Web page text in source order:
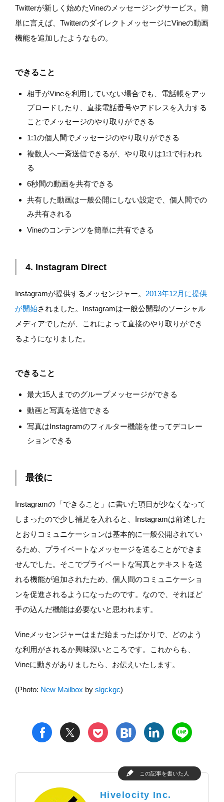
Twitterが新しく始めたVineのメッセージングサービス。簡
単に言えば、TwitterのダイレクトメッセージにVineの動画
機能を追加したようなもの。
できること
相手がVineを利用していない場合でも、電話帳をアッ
プロードしたり、直接電話番号やアドレスを入力する
ことでメッセージのやり取りができる
1:1の個人間でメッセージのやり取りができる
複数人へ一斉送信できるが、やり取りは1:1で行われ
る
6秒間の動画を共有できる
共有した動画は一般公開にしない設定で、個人間での
み共有される
Vineのコンテンツを簡単に共有できる
4. Instagram Direct
Instagramが提供するメッセンジャー。 2013年12月に提供
が開始されました。Instagramは一般公開型のソーシャル
メディアでしたが、これによって直接のやり取りができ
るようになりました。
できること
最大15人までのグループメッセージができる
動画と写真を送信できる
写真はInstagramのフィルター機能を使ってデコレー
ションできる
最後に
Instagramの「できること」に書いた項目が少なくなって
しまったので少し補足を入れると、Instagramは前述した
とおりコミュニケーションは基本的に一般公開されてい
るため、プライベートなメッセージを送ることができま
せんでした。そこでプライベートな写真とテキストを送
れる機能が追加されたため、個人間のコミュニケーショ
ンを促進されるようになったのです。なので、それほど
手の込んだ機能は必要ないと思われます。
Vineメッセンジャーはまだ始まったばかりで、どのよう
な利用がされるか興味深いところです。これからも、
Vineに動きがありましたら、お伝えいたします。
(Photo: New Mailbox by slgckgc)
f t p h l n
この記事を書いた人
Hivelocity Inc.